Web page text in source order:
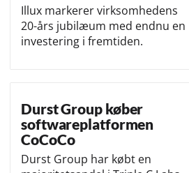
Illux markerer virksomhedens
20-års jubilæum med endnu en
investering i fremtiden.
Durst Group køber
softwareplatformen
CoCoCo
Durst Group har købt en